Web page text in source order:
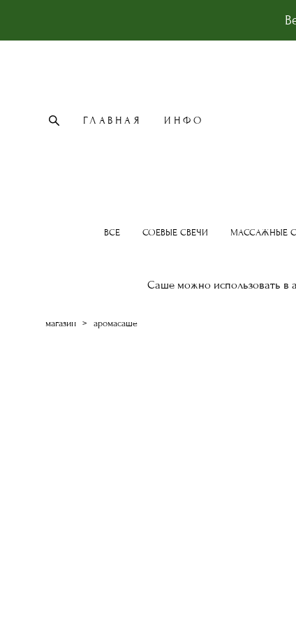
ГЛАВНАЯ ИНФО
ВСЕ СОЕВЫЕ СВЕЧИ МАССАЖНЫЕ
Саше можно использовать в
магазин > аромасаше